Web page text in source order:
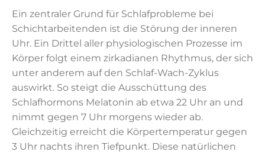
Ein zentraler Grund für Schlafprobleme bei
Schichtarbeitenden ist die Störung der inneren
Uhr. Ein Drittel aller physiologischen Prozesse im
Körper folgt einem zirkadianen Rhythmus, der sich
unter anderem auf den Schlaf-Wach-Zyklus
auswirkt. So steigt die Ausschüttung des
Schlafhormons Melatonin ab etwa 22 Uhr an und
nimmt gegen 7 Uhr morgens wieder ab.
Gleichzeitig erreicht die Körpertemperatur gegen
3 Uhr nachts ihren Tiefpunkt. Diese natürlichen